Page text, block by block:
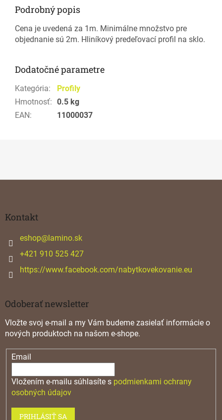
Podrobný popis
Cena je uvedená za 1m. Minimálne množstvo pre
objednanie sú 2m. Hliníkový predeľovací profil na sklo.
Dodatočné parametre
Kategória:
Profily
Hmotnosť: 0.5 kg
EAN: 11000037
Kontakt
eshop@lamino.sk
+421 910 525 427
https://www.facebook.com/nabytkovekovanie.eu
Odoberať newsletter
Vložte svoj e-mail a my Vám budeme zasielať informácie o
nových produktoch na našom e-shope.
Email
Vložením e-mailu súhlasíte s podmienkami ochrany
osobných údajov
PRIHLÁSIŤ SA